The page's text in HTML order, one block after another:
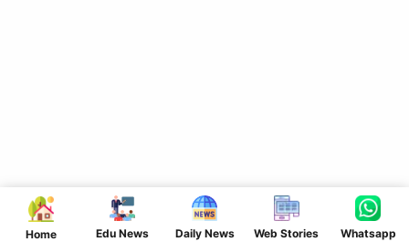
Home Edu News Daily News Web Stories Whatsapp